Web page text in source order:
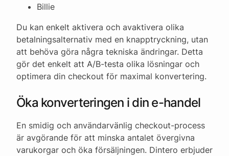
Billie
Du kan enkelt aktivera och avaktivera olika
betalningsalternativ med en knapptryckning, utan
att behöva göra några tekniska ändringar. Detta
gör det enkelt att A/B-testa olika lösningar och
optimera din checkout för maximal konvertering.
Öka konverteringen i din e-handel
En smidig och användarvänlig checkout-process
är avgörande för att minska antalet övergivna
varukorgar och öka försäljningen. Dintero erbjuder